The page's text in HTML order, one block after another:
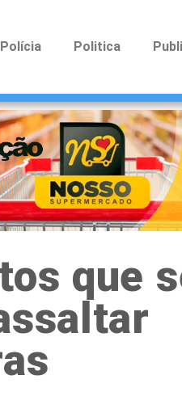
Polícia Politica
que